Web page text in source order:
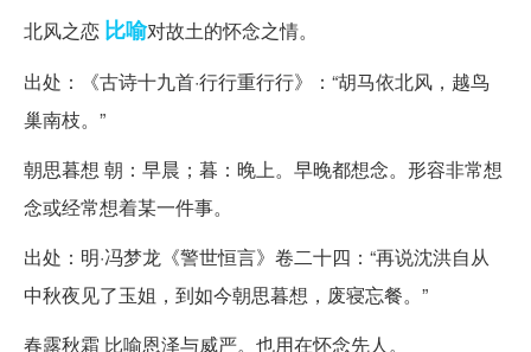
北风之恋 比喻对故土的怀念之情。
出处：《古诗十九首·行行重行行》：“胡马依北风，越鸟
巢南枝。”
朝思暮想 朝：早晨；暮：晚上。早晚都想念。形容非常想
念或经常想着某一件事。
出处：明·冯梦龙《警世恒言》卷二十四：“再说沈洪自从
中秋夜见了玉姐，到如今朝思暮想，废寝忘餐。”
春露秋霜 比喻恩泽与威严。也用在怀念先人。